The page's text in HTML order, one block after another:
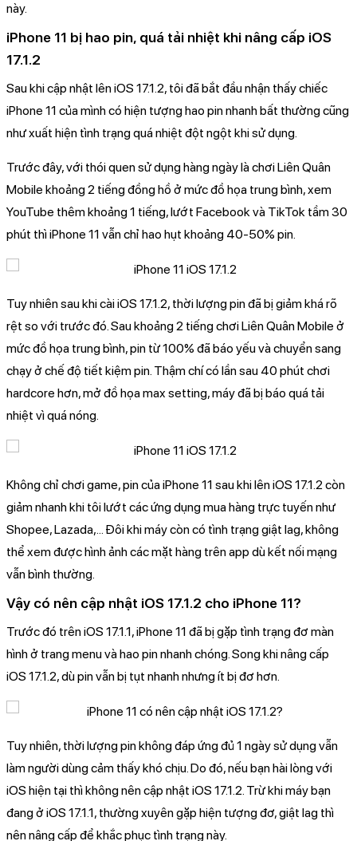
này.
iPhone 11 bị hao pin, quá tải nhiệt khi nâng cấp iOS
17.1.2
Sau khi cập nhật lên iOS 17.1.2, tôi đã bắt đầu nhận thấy chiếc
iPhone 11 của mình có hiện tượng hao pin nhanh bất thường cũng
như xuất hiện tình trạng quá nhiệt đột ngột khi sử dụng.
Trước đây, với thói quen sử dụng hàng ngày là chơi Liên Quân
Mobile khoảng 2 tiếng đồng hồ ở mức đồ họa trung bình, xem
YouTube thêm khoảng 1 tiếng, lướt Facebook và TikTok tầm 30
phút thì iPhone 11 vẫn chỉ hao hụt khoảng 40-50% pin.
Tuy nhiên sau khi cài iOS 17.1.2, thời lượng pin đã bị giảm khá rõ
rệt so với trước đó. Sau khoảng 2 tiếng chơi Liên Quân Mobile ở
mức đồ họa trung bình, pin từ 100% đã báo yếu và chuyển sang
chạy ở chế độ tiết kiệm pin. Thậm chí có lần sau 40 phút chơi
hardcore hơn, mở đồ họa max setting, máy đã bị báo quá tải
nhiệt vì quá nóng.
Không chỉ chơi game, pin của iPhone 11 sau khi lên iOS 17.1.2 còn
giảm nhanh khi tôi lướt các ứng dụng mua hàng trực tuyến như
Shopee, Lazada,... Đôi khi máy còn có tình trạng giật lag, không
thể xem được hình ảnh các mặt hàng trên app dù kết nối mạng
vẫn bình thường.
Vậy có nên cập nhật iOS 17.1.2 cho iPhone 11?
Trước đó trên iOS 17.1.1, iPhone 11 đã bị gặp tình trạng đơ màn
hình ở trang menu và hao pin nhanh chóng. Song khi nâng cấp
iOS 17.1.2, dù pin vẫn bị tụt nhanh nhưng ít bị đơ hơn.
Tuy nhiên, thời lượng pin không đáp ứng đủ 1 ngày sử dụng vẫn
làm người dùng cảm thấy khó chịu. Do đó, nếu bạn hài lòng với
iOS hiện tại thì không nên cập nhật iOS 17.1.2. Trừ khi máy bạn
đang ở iOS 17.1.1, thường xuyên gặp hiện tượng đơ, giật lag thì
nên nâng cấp để khắc phục tình trạng này.